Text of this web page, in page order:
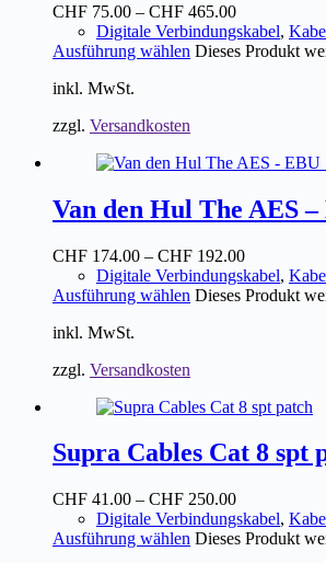
CHF 75.00 – CHF 465.00
Digitale Verbindungskabel,
Ausführung wählen Dieses Produkt
inkl. MwSt.
zzgl. Versandkosten
Van den Hul The AES
CHF 174.00 – CHF 192.00
Digitale Verbindungskabel,
Ausführung wählen Dieses Produkt
inkl. MwSt.
zzgl. Versandkosten
Supra Cables Cat 8 spt
CHF 41.00 – CHF 250.00
Digitale Verbindungskabel,
Ausführung wählen Dieses Produkt